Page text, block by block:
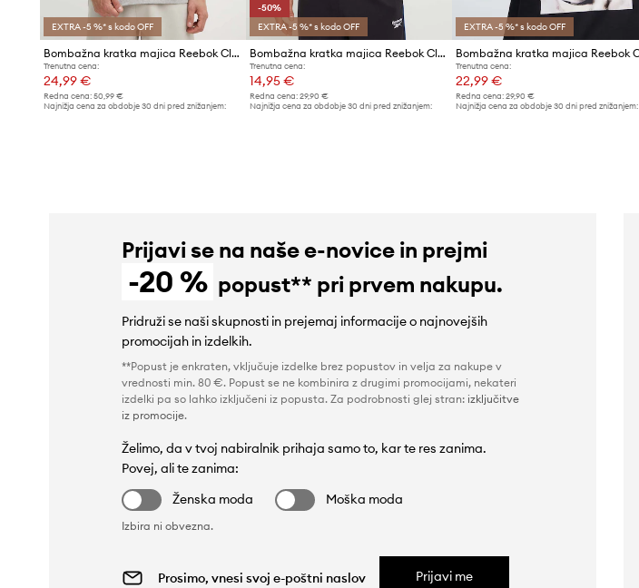
EXTRA -5 %* s kodo OFF
Bombažna kratka majica Reebok Classic Basketball
Trenutna cena:
24,99 €
Redna cena: 50,99 €
Najnižja cena za obdobje 30 dni pred znižanjem:
-50%
EXTRA -5 %* s kodo OFF
Bombažna kratka majica Reebok Classic Basketball
Trenutna cena:
14,95 €
Redna cena:29,90 €
Najnižja cena za obdobje 30 dni pred znižanjem:
EXTRA -5 %* s kodo OFF
Trenutna cena:
22,99 €
Redna cena: 29,90 €
Najnižja cena za obdobje 30 dni pred znižanjem:
Prijavi se na naše e-novice in prejmi
-20 % popust** pri prvem nakupu.
Pridruži se naši skupnosti in prejemaj informacije o najnovejših
promocijah in izdelkih.
**Popust je enkraten, vključuje izdelke brez popustov in velja za nakupe v
vrednosti min. 80 €. Popust se ne kombinira z drugimi promocijami, nekateri
izdelki pa so lahko izključeni iz popusta. Za podrobnosti glej stran: izključitve
iz promocije.
Želimo, da v tvoj nabiralnik prihaja samo to, kar te res zanima.
Povej, ali te zanima:
Ženska moda
Moška moda
Izbira ni obvezna.
Prijavi me